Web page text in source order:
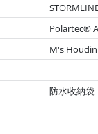
Polartec®
M's
防水收納袋